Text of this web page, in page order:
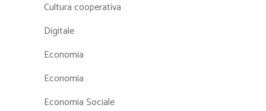
Cultura cooperativa
Digitale
Economia
Economia
Economia Sociale